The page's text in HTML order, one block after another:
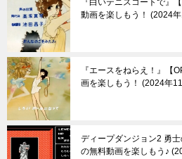
『白いテニスコートで』
動画を楽しもう！
2024
『エースをねらえ！』【
画を楽しもう！
2024年
ディープダンジョン2 勇士
の無料動画を楽しもう♪